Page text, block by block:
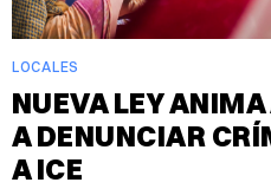
LOCALES
NUEVA LEY
A DENUNCIAR
A ICE